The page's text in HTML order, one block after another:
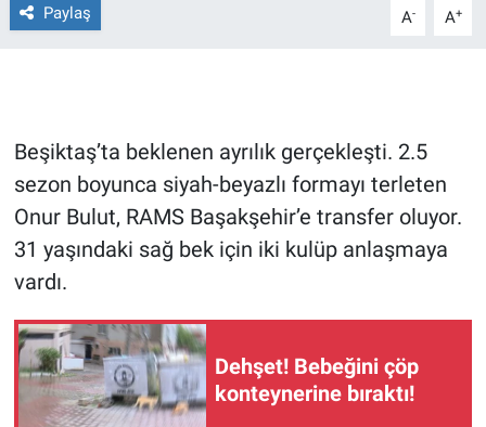
Paylaş A- A+
Beşiktaş’ta beklenen ayrılık gerçekleşti. 2.5
sezon boyunca siyah-beyazlı formayı terleten
Onur Bulut, RAMS Başakşehir’e transfer oluyor.
31 yaşındaki sağ bek için iki kulüp anlaşmaya
vardı.
Dehşet! Bebeğini çöp
konteynerine bıraktı!
Gün Bitiyor
Gündem Özel
Günün görüntüsü
Haber
Kimdir
Koronavirüs